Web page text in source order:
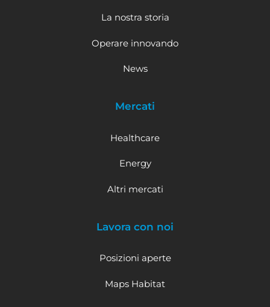
La nostra storia
Operare innovando
News
Mercati
Healthcare
Energy
Altri mercati
Lavora con noi
Posizioni aperte
Maps Habitat